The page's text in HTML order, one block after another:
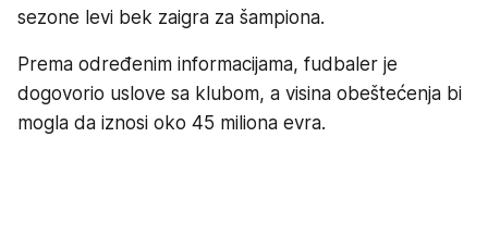
sezone levi bek zaigra za šampiona.
Prema određenim informacijama, fudbaler je
dogovorio uslove sa klubom, a visina obeštećenja bi
mogla da iznosi oko 45 miliona evra.